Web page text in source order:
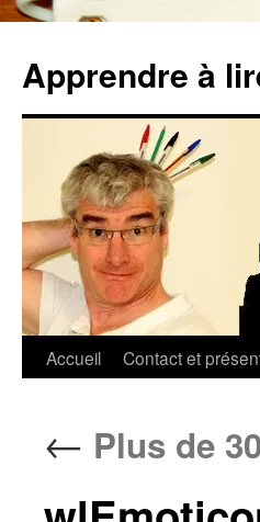
contenu
Apprendre à
Accueil Contact et
← Plus de